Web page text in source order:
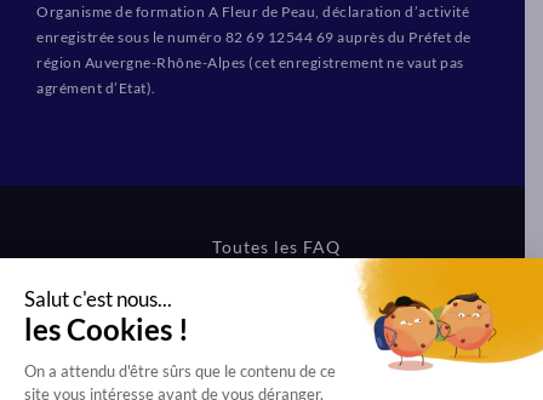
Organisme de formation A Fleur de Peau, déclaration d’activité
enregistrée sous le numéro 82 69 12544 69 auprès du Préfet de
région Auvergne-Rhône-Alpes (cet enregistrement ne vaut pas
agrément d’Etat).
Toutes les FAQ